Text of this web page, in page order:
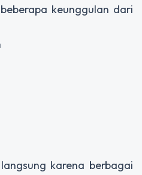
keunggulan dari
karena berbagai